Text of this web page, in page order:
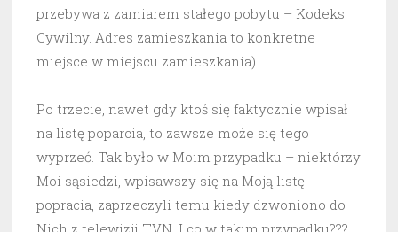
przebywa z zamiarem stałego pobytu – Kodeks
Cywilny. Adres zamieszkania to konkretne
miejsce w miejscu zamieszkania).
Po trzecie, nawet gdy ktoś się faktycznie wpisał
na listę poparcia, to zawsze może się tego
wyprzeć. Tak było w Moim przypadku – niektórzy
Moi sąsiedzi, wpisawszy się na Moją listę
popracia, zaprzeczyli temu kiedy dzwoniono do